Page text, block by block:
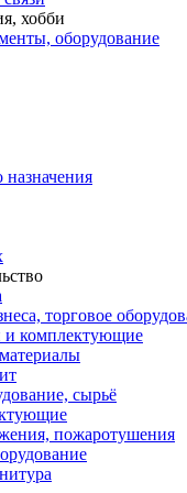
хобби
оборудование
торговое
и комплектующие
сырьё
пожаротушения